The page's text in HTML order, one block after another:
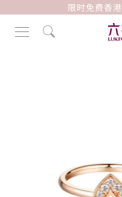
限时免费香